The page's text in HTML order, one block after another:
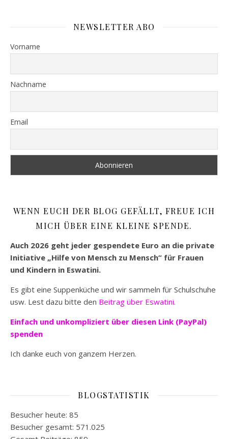
NEWSLETTER ABO
Vorname
Nachname
Email
WENN EUCH DER BLOG GEFÄLLT, FREUE ICH
MICH ÜBER EINE KLEINE SPENDE.
Auch 2026 geht jeder gespendete Euro an die private
Initiative „Hilfe von Mensch zu Mensch“ für Frauen
und Kindern in Eswatini.
Es gibt eine Suppenküche und wir sammeln für Schulschuhe
usw. Lest dazu bitte den Beitrag über Eswatini.
Einfach und unkompliziert über diesen Link (PayPal)
spenden
Ich danke euch von ganzem Herzen.
BLOGSTATISTIK
Besucher heute: 85
Besucher gesamt: 571.025